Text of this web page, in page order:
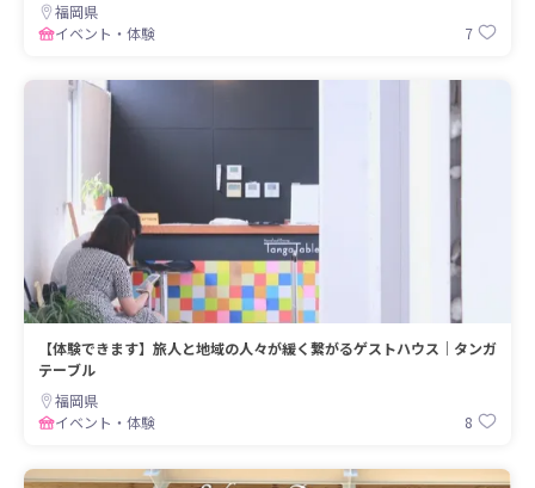
福岡県
イベント・体験
7
【体験できます】旅人と地域の人々が緩く繋がるゲストハウス｜タンガ
テーブル
福岡県
イベント・体験
8